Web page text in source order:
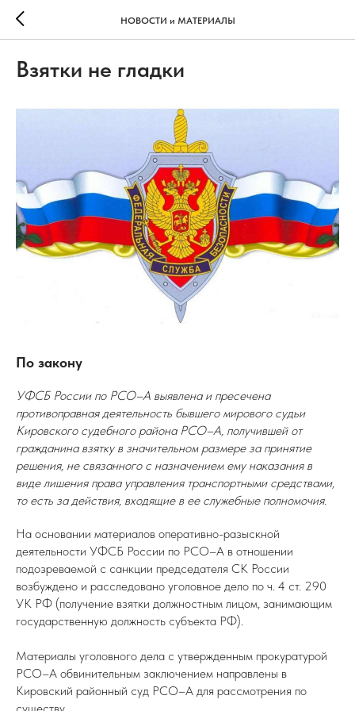
НОВОСТИ и МАТЕРИАЛЫ
Взятки не гладки
По закону
УФСБ России по РСО–А выявлена и пресечена
противоправная деятельность бывшего мирового судьи
Кировского судебного района РСО–А, получившей от
гражданина взятку в значительном размере за принятие
решения, не связанного с назначением ему наказания в
виде лишения права управления транспортными средствами,
то есть за действия, входящие в ее служебные полномочия.
На основании материалов оперативно-разыскной
деятельности УФСБ России по РСО–А в отношении
подозреваемой с санкции председателя СК России
возбуждено и расследовано уголовное дело по ч. 4 ст. 290
УК РФ (получение взятки должностным лицом, занимающим
государственную должность субъекта РФ).
Материалы уголовного дела с утвержденным прокуратурой
РСО–А обвинительным заключением направлены в
Кировский районный суд РСО–А для рассмотрения по